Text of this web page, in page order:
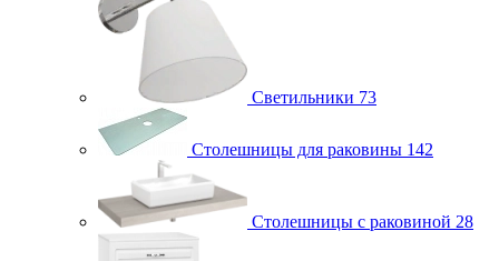
Светильники 73
Столешницы для раковины 142
Столешницы с раковиной 28